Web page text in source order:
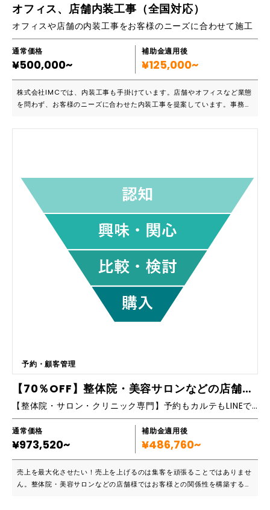
オフィス、店舗内装工事（全国対応）
オフィスや店舗の内装工事をお客様のニーズに合わせて施工
通常価格
¥500,000~
補助金適用後
¥125,000~
株式会社IMCでは、内装工事も手掛けています。店舗やオフィスなど業態
を問わず、お客様のニーズに合わせた内装工事を提案しています。事務所
ビスを提供しています。 ■こんな方におススメです ・内装工事をしてく
によっては看板工事や外構工事などの、エクステリア部分の工事も承って
います。 ■主要機能一覧 ・内装工事 ・外構工事 ・電気設備工事 ・空調
設備工事 ・看板 ・分煙スぺ－ス工事 ・水道設備工事 ・防犯設備工事
予約・顧客管理
【70％OFF】整体院・美容サロンなどの店舗に特化！LINE公式＆Lステップ補助金パッケージ
【整体院・サロン・クリニック専門】予約もカルテもLINEで完結！LINE登録者をファン客に！
通常価格
¥973,520~
補助金適用後
¥486,760~
売上を最大化させたい！売上を上げるのは集客を頑張ることではありませ
ん。整体院・美容サロンなどの店舗様ではお客様との関係性を構築するこ